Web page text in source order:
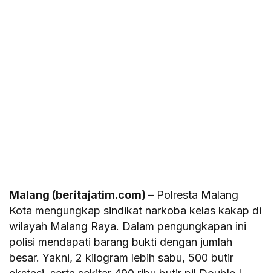
Malang (beritajatim.com) – Polresta Malang
Kota mengungkap sindikat narkoba kelas kakap di
wilayah Malang Raya. Dalam pengungkapan ini
polisi mendapati barang bukti dengan jumlah
besar. Yakni, 2 kilogram lebih sabu, 500 butir